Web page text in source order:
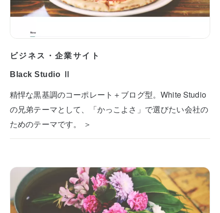
ビジネス・企業サイト
Black Studio Ⅱ
精悍な黒基調のコーポレート＋ブログ型。White Studio
の兄弟テーマとして、「かっこよさ」で選びたい会社の
ためのテーマです。 ＞